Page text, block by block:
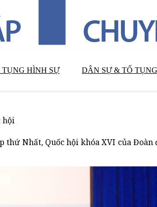
HÌNH SỰ DÂN SỰ & TỐ
hội
Nhất, Quốc hội khóa XVI của